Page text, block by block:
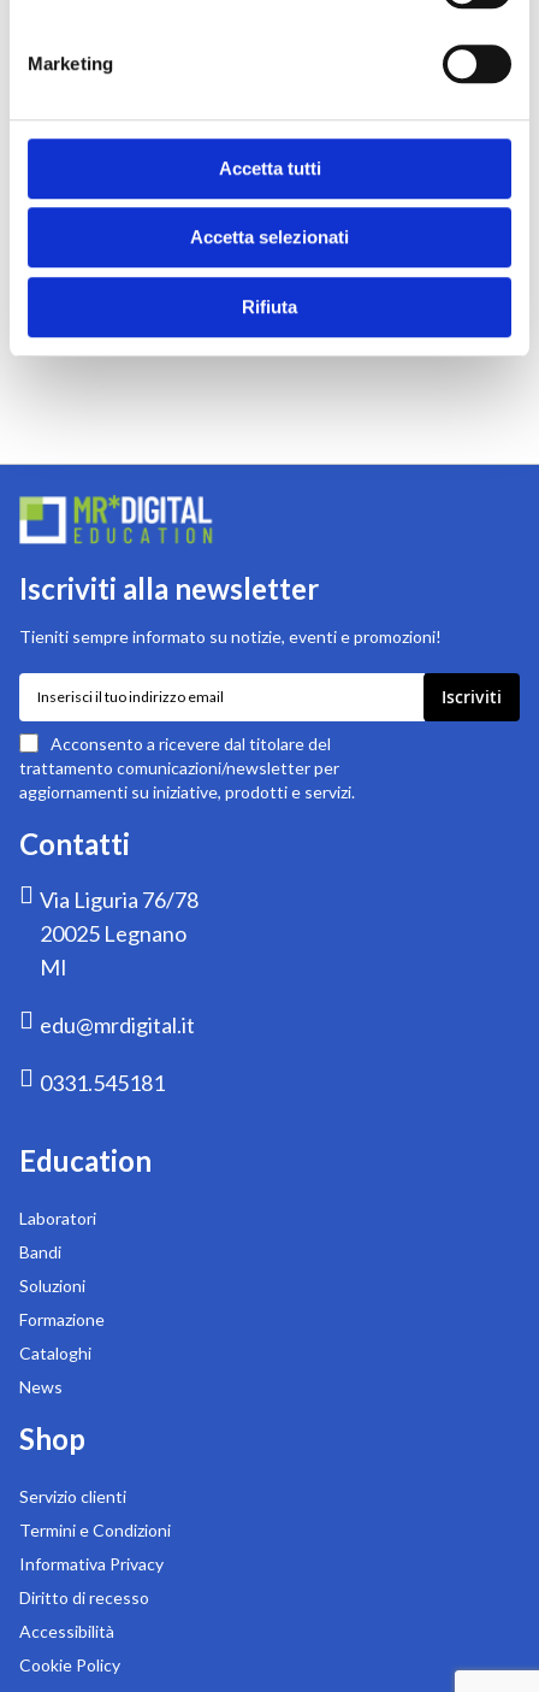
Marketing
Accetta tutti
Accetta selezionati
Rifiuta
Contatti
Via Liguria 76/78
20025 Legnano
MI
edu@mrdigital.it
0331.545181
Education
Laboratori
Bandi
Soluzioni
Formazione
Cataloghi
News
Shop
Servizio clienti
Termini e Condizioni
Informativa Privacy
Diritto di recesso
Accessibilità
Cookie Policy
Iscriviti alla newsletter
Tieniti sempre informato su notizie, eventi e promozioni!
Iscriviti
alla
nostra
newsletter:
Iscriviti
Acconsento a ricevere dal titolare del
trattamento comunicazioni/newsletter per
aggiornamenti su iniziative, prodotti e servizi.